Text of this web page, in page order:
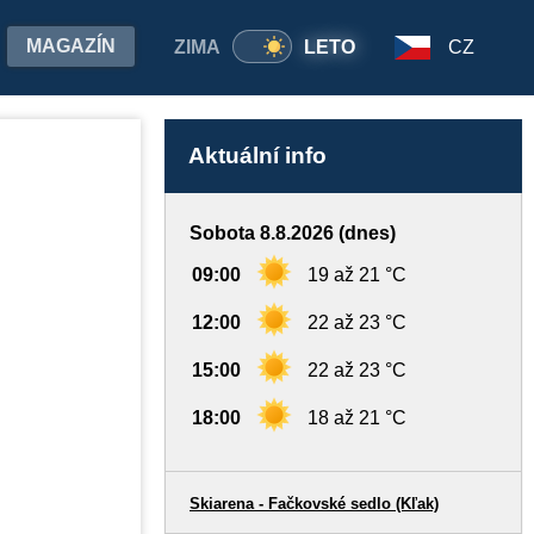
ZIMA LETO
MAGAZÍN CZ
Aktuální info
Sobota 8.8.2026 (dnes)
09:00 19 až 21 °C
12:00 22 až 23 °C
15:00 22 až 23 °C
18:00 18 až 21 °C
Skiarena - Fačkovské sedlo (Kľak)